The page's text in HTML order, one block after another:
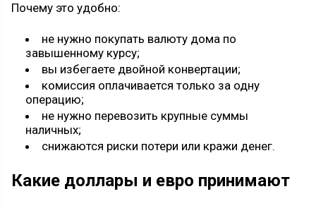
Почему это удобно:
не нужно покупать валюту дома по
завышенному курсу;
вы избегаете двойной конвертации;
комиссия оплачивается только за одну
операцию;
не нужно перевозить крупные суммы
наличных;
снижаются риски потери или кражи денег.
Какие доллары и евро принимают